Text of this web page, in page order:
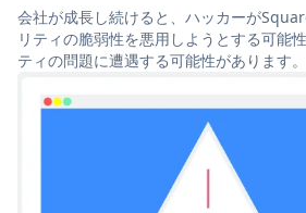
会社が成長し続けると、ハッカーが
リティの脆弱性を悪用しようとする可能
ティの問題に遭遇する可能性があります。